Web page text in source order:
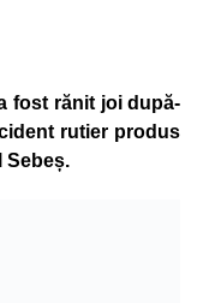
fost rănit joi după-
rutier produs
Sebeș.